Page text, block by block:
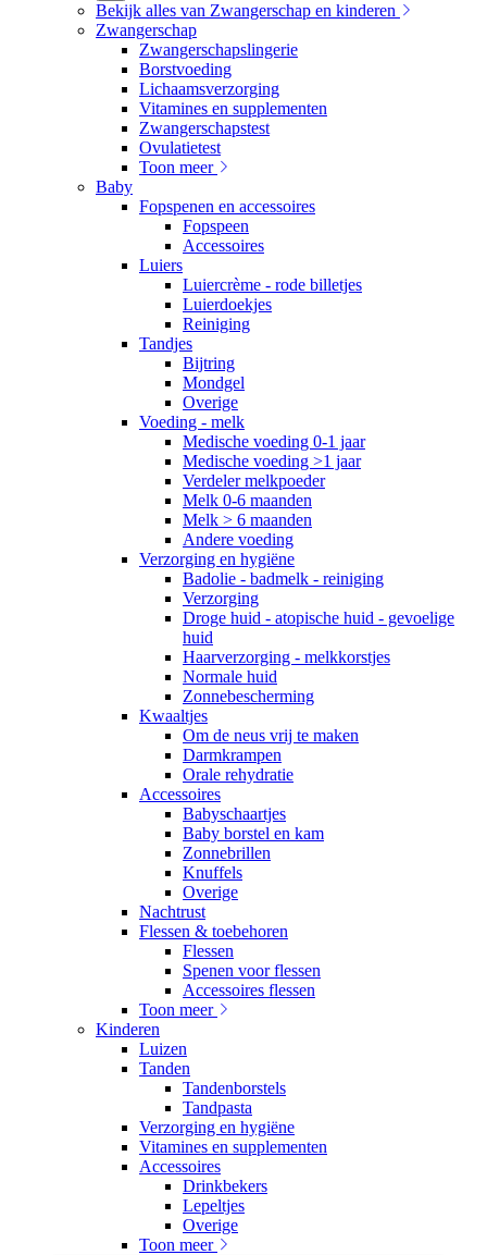
Bekijk alles van Zwangerschap en kinderen
Zwangerschap
Zwangerschapslingerie
Borstvoeding
Lichaamsverzorging
Vitamines en supplementen
Zwangerschapstest
Ovulatietest
Toon meer
Baby
Fopspenen en accessoires
Fopspeen
Accessoires
Luiers
Luiercrème - rode billetjes
Luierdoekjes
Reiniging
Tandjes
Bijtring
Mondgel
Overige
Voeding - melk
Medische voeding 0-1 jaar
Medische voeding >1 jaar
Verdeler melkpoeder
Melk 0-6 maanden
Melk > 6 maanden
Andere voeding
Verzorging en hygiëne
Badolie - badmelk - reiniging
Verzorging
Droge huid - atopische huid - gevoelige
huid
Haarverzorging - melkkorstjes
Normale huid
Zonnebescherming
Kwaaltjes
Om de neus vrij te maken
Darmkrampen
Orale rehydratie
Accessoires
Babyschaartjes
Baby borstel en kam
Zonnebrillen
Knuffels
Overige
Nachtrust
Flessen & toebehoren
Flessen
Spenen voor flessen
Accessoires flessen
Toon meer
Kinderen
Luizen
Tanden
Tandenborstels
Tandpasta
Verzorging en hygiëne
Vitamines en supplementen
Accessoires
Drinkbekers
Lepeltjes
Overige
Toon meer